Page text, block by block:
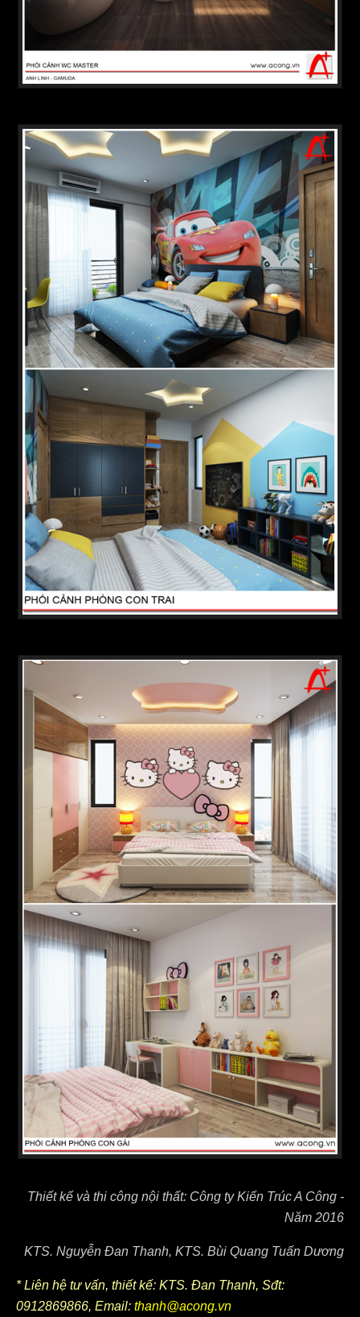
Thiết kế và thi công nội thất: Công ty Kiến Trúc A Công -
Năm 2016
KTS. Nguyễn Đan Thanh, KTS. Bùi Quang Tuấn Dương
* Liên hệ tư vấn, thiết kế: KTS. Đan Thanh, Sđt:
0912869866, Email: thanh@acong.vn